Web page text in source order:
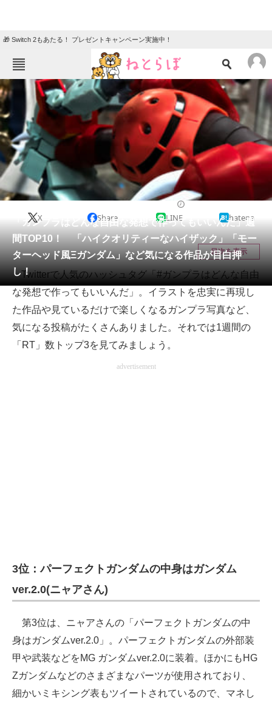
🎁 Switch 2もあたる！ プレゼントキャンペーン実施中！
ねとらぼメニュー
TOP ニュース
エンタメ クイズ
グルメ 地域
住まい 教育・育児
動物 リサーチ
会員記事
メディア
注目記事を集めた総合ページ
ITの今と未来を見通す
スマホと通信の最新トレンド
進化するPCとデバイスの未来
IT製品の技術・比較・事例
モノづくり技術者専門サイト
エレクトロニクス専門サイト
電子設計の基本と応用
「ガンプラはどんな自由な発想で作ってもいいんだ」週
間TOP10！ 「ハイクオリティーなハイザック」「モー
ターヘッド風Ξガンダム」など気になる作品が目白押
し！
X Share LINE hatena
目次を表示
Twitterで人気のハッシュタグ「#ガンプラはどんな自由
な発想で作ってもいいんだ」。イラストを忠実に再現し
た作品や見ているだけで楽しくなるガンプラ写真など、
気になる投稿がたくさんありました。それでは1週間の
「RT」数トップ3を見てみましょう。
advertisement
3位：パーフェクトガンダムの中身はガンダム
ver.2.0(ニャアさん)
第3位は、ニャアさんの「パーフェクトガンダムの中
身はガンダムver.2.0」。パーフェクトガンダムの外部装
甲や武装などをMG ガンダムver.2.0に装着。ほかにもHG
Zガンダムなどのさまざまなパーツが使用されており、
細かいミキシング表もツイートされているので、マネし